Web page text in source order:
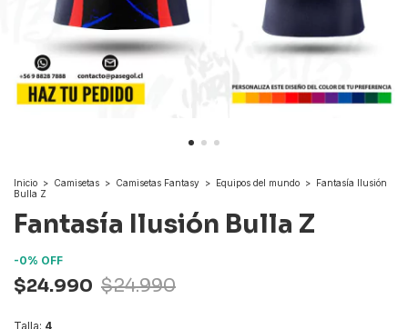
Inicio > Camisetas > Camisetas Fantasy > Equipos del mundo > Fantasía Ilusión
Bulla Z
Fantasía Ilusión Bulla Z
-0% OFF
$24.990 $24.990
Talla: 4